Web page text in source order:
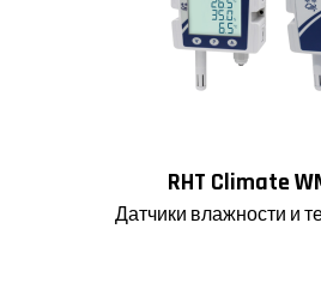
RHT Climate
Датчики влажности и